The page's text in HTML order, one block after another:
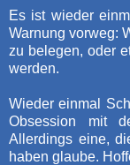
Es ist wieder
Warnung vorweg:
zu belegen, oder
werden.
Wieder einmal
Obsession mit
Allerdings eine,
haben glaube.